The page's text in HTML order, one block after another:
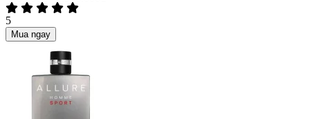
5
Mua ngay